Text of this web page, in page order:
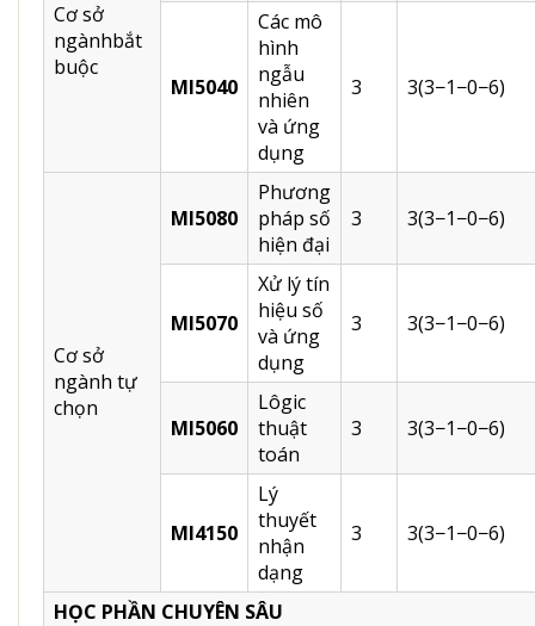
Cơ sở
ngànhbắt
buộc
MI5040
Các mô
hình
ngẫu
nhiên
và ứng
dụng
3 3(3−1−0−6)
Cơ sở
ngành tự
chọn
MI5080
Phương
pháp số
hiện đại
3 3(3−1−0−6)
MI5070
Xử lý tín
hiệu số
và ứng
dụng
3 3(3−1−0−6)
MI5060
Lôgic
thuật
toán
3 3(3−1−0−6)
MI4150
Lý
thuyết
nhận
dạng
3 3(3−1−0−6)
HỌC PHẦN CHUYÊN SÂU